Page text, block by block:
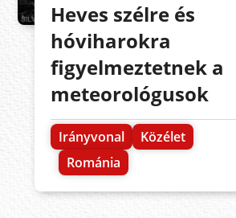
Heves szélre és
hóviharokra
figyelmeztetnek a
meteorológusok
Irányvonal
Közélet
Románia